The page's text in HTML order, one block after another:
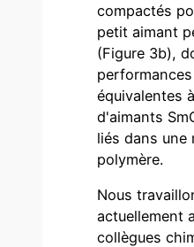
compactés
petit aimant
(Figure 3b),
équivalentes
d'aimants
liés dans une
polymère.
Nous
actuellement
collègues